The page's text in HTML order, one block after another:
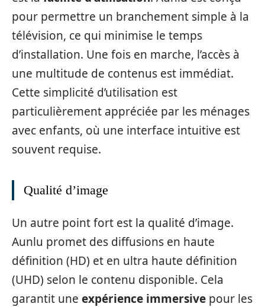
pour permettre un branchement simple à la
télévision, ce qui minimise le temps
d’installation. Une fois en marche, l’accès à
une multitude de contenus est immédiat.
Cette simplicité d’utilisation est
particulièrement appréciée par les ménages
avec enfants, où une interface intuitive est
souvent requise.
Qualité d’image
Un autre point fort est la qualité d’image.
Aunlu promet des diffusions en haute
définition (HD) et en ultra haute définition
(UHD) selon le contenu disponible. Cela
garantit une expérience immersive pour les